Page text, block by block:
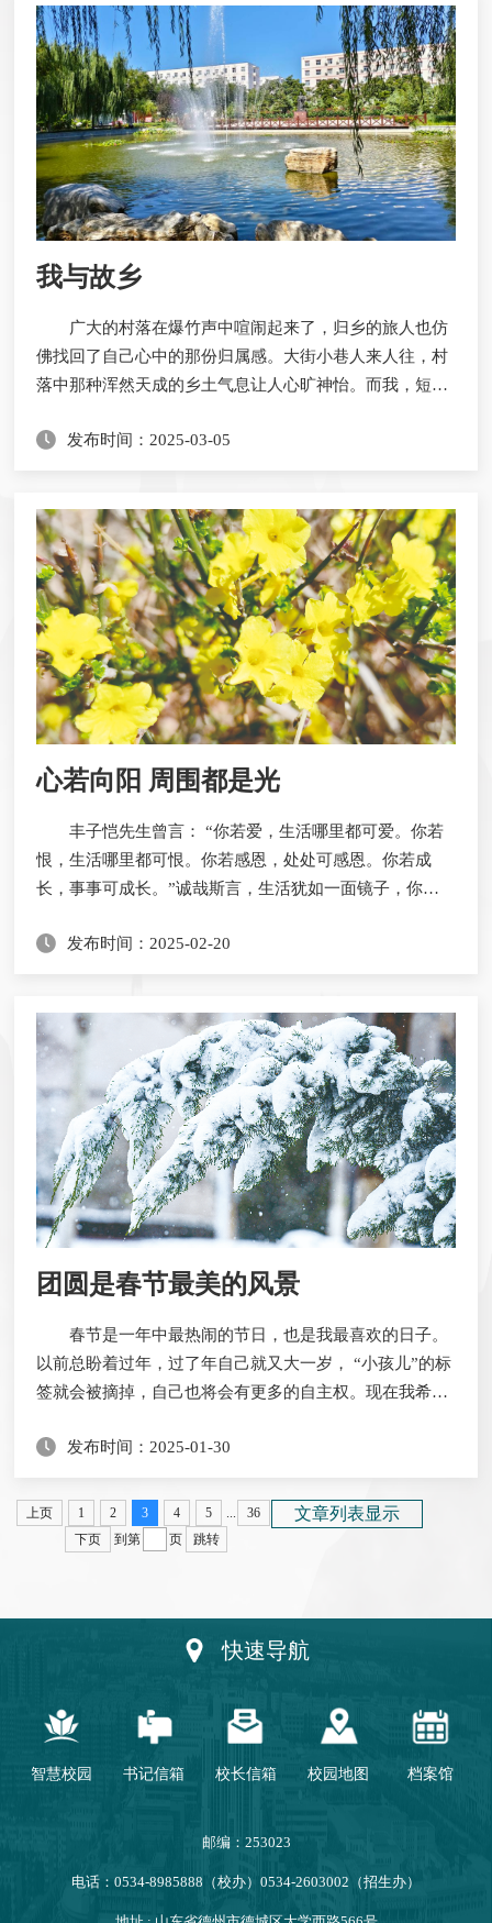
什么重要的东西。
我与故乡
广大的村落在爆竹声中喧闹起来了，归乡的旅人也仿
佛找回了自己心中的那份归属感。大街小巷人来人往，村
落中那种浑然天成的乡土气息让人心旷神怡。而我，短暂
没来由地心安。这座村落似乎变了，但好像又没变，有物
去不复返了....
发布时间：2025-03-05
心若向阳 周围都是光
丰子恺先生曾言： “你若爱，生活哪里都可爱。你若
恨，生活哪里都可恨。你若感恩，处处可感恩。你若成
长，事事可成长。”诚哉斯言，生活犹如一面镜子，你对
言，我们无法改变环境，但如果转变心境，美好就会不期
而遇。以心转境，是一种智慧，一种在困境中依然能寻得
豁达。被贬黄州时，他生活困窘，却能 “与田父野老相从
溪...
发布时间：2025-02-20
团圆是春节最美的风景
春节是一年中最热闹的节日，也是我最喜欢的日子。
以前总盼着过年，过了年自己就又大一岁， “小孩儿”的标
签就会被摘掉，自己也将会有更多的自主权。现在我希望
光格外明媚，街道上挂满了红红的灯笼和彩旗，到处洋溢
着过年的气息。我和家人早早出发，驱车前往姥爷家。一
路上，车窗外的风景如画，田野里积雪还未完全融化，在
阳光下闪着银光。
发布时间：2025-01-30
文章列表显示
上页 1 2 3 4 5 ...
36
下页
到第 页 跳转
快速导航
智慧校园 书记信箱 校长信箱 校园地图 档案馆
邮编：253023
电话：0534-8985888（校办）0534-2603002（招生办）